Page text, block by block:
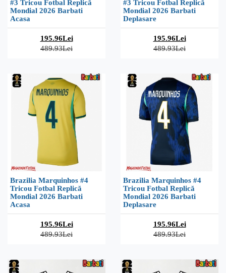
#3 Tricou Fotbal Replică
Mondial 2026 Barbati
Acasa
195.96Lei
489.93Lei
#3 Tricou Fotbal Replică
Mondial 2026 Barbati
Deplasare
195.96Lei
489.93Lei
Brazilia Marquinhos #4
Tricou Fotbal Replică
Mondial 2026 Barbati
Acasa
195.96Lei
489.93Lei
Brazilia Marquinhos #4
Tricou Fotbal Replică
Mondial 2026 Barbati
Deplasare
195.96Lei
489.93Lei